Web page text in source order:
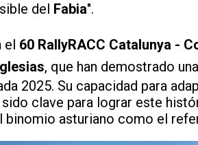
del Fabia".
el 60 RallyRACC Catalunya -
, que han demostrado
2025. Su capacidad para
clave para lograr este
binomio asturiano como el